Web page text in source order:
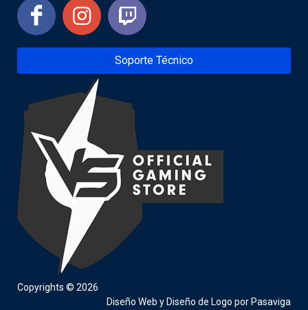
Soporte Técnico
Copyrights © 2026
Diseño Web y Diseño de Logo por Pasaviga